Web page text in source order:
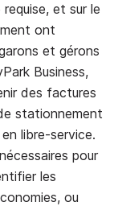
et sur le
ont
et gérons
Business,
des factures
stationnement
libre-service.
pour
les
ou